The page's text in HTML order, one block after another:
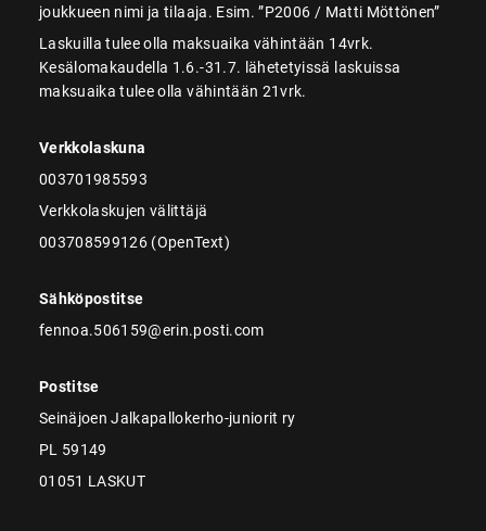
joukkueen nimi ja tilaaja. Esim. ”P2006 / Matti Möttönen”
Laskuilla tulee olla maksuaika vähintään 14vrk.
Kesälomakaudella 1.6.-31.7. lähetetyissä laskuissa
maksuaika tulee olla vähintään 21vrk.
Verkkolaskuna
003701985593
Verkkolaskujen välittäjä
003708599126 (OpenText)
Sähköpostitse
fennoa.506159@erin.posti.com
Postitse
Seinäjoen Jalkapallokerho-juniorit ry
PL 59149
01051 LASKUT